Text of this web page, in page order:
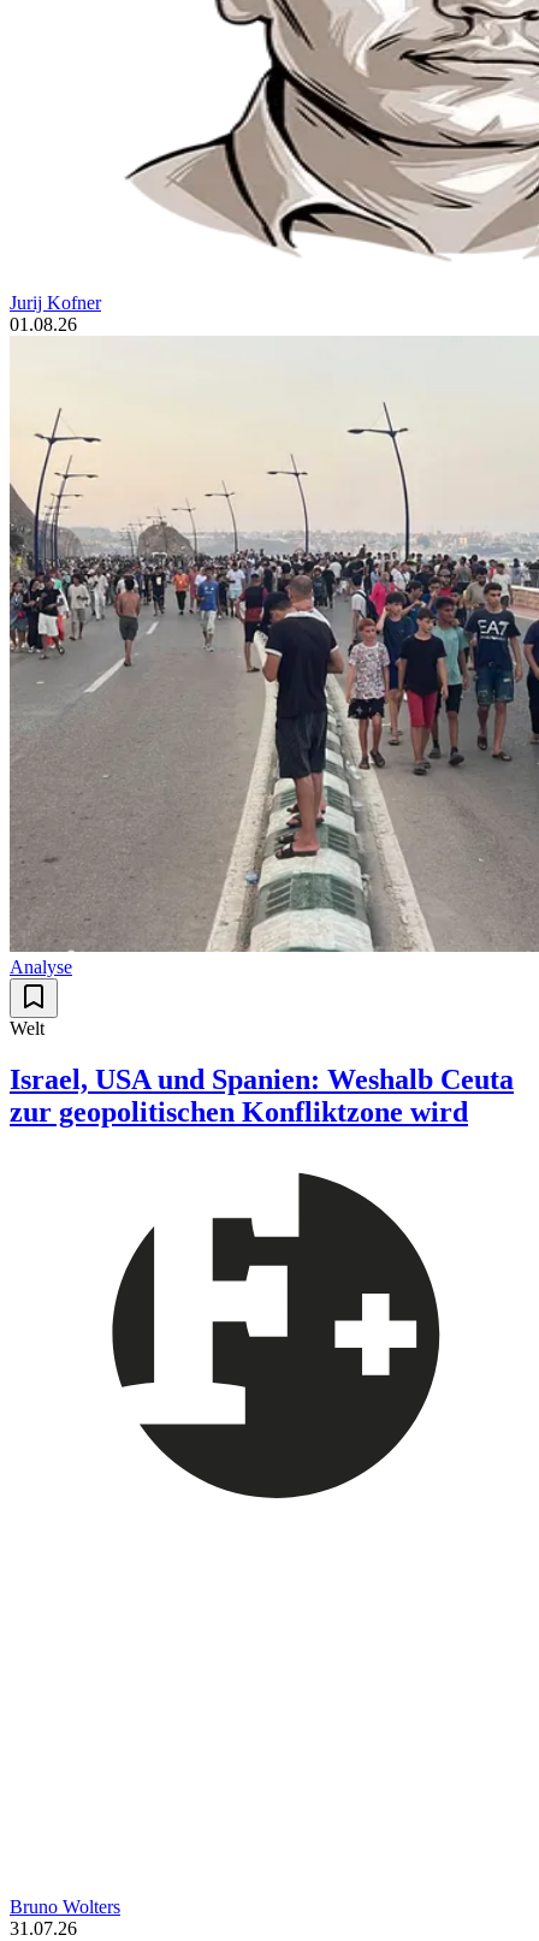
Jurij Kofner
01.08.26
Analyse
Welt
Israel, USA und Spanien: Weshalb Ceuta
zur geopolitischen Konfliktzone wird
Bruno Wolters
31.07.26